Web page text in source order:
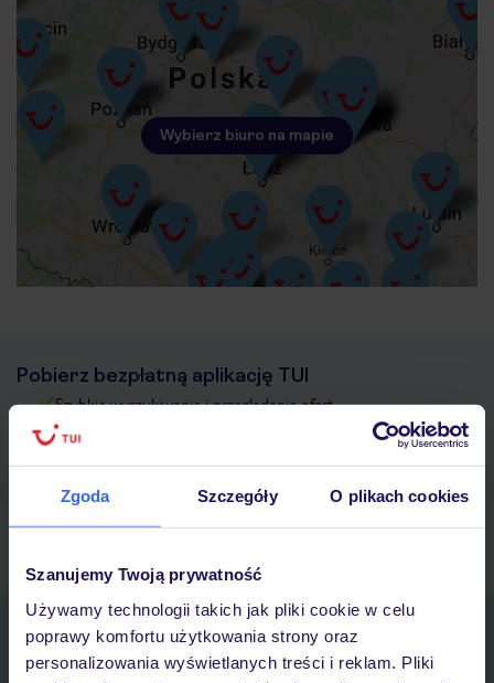
Zgoda Szczegóły O plikach cookies
Szanujemy Twoją prywatność
Używamy technologii takich jak pliki cookie w celu
poprawy komfortu użytkowania strony oraz
personalizowania wyświetlanych treści i reklam. Pliki
Wybierz biuro na mapie
Pobierz bezpłatną aplikację TUI
Szybkie wyszukiwanie i przeglądanie ofert
Lista ulubionych ofert i możliwość ich udostępniania
myTUI
Zapisz się do newslettera
IMIĘ*